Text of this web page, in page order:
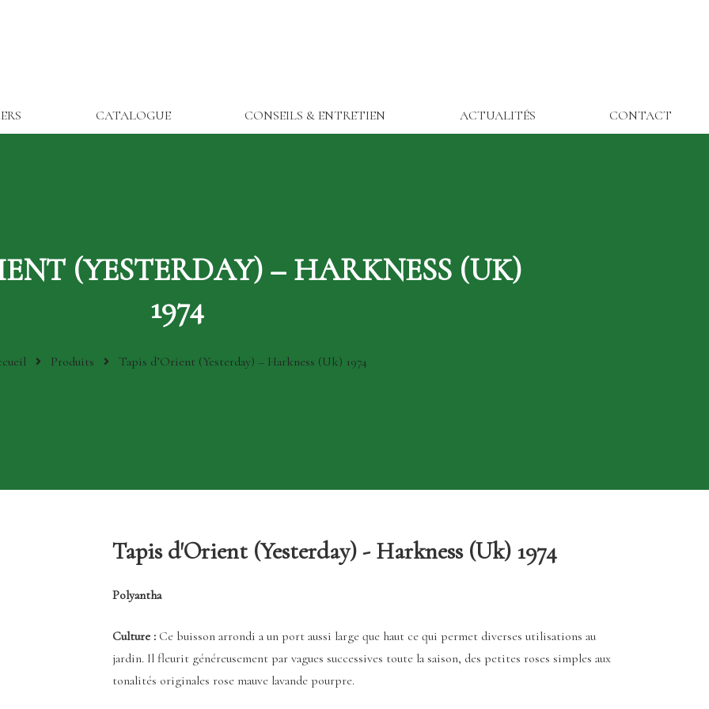
CATALOGUE CONSEILS & ENTRETIEN ACTUALITÉS CONTACT
(YESTERDAY) – HARKNESS (UK)
1974
Produits Tapis d’Orient (Yesterday) – Harkness (Uk) 1974
Tapis d'Orient (Yesterday) - Harkness (Uk) 1974
Polyantha
Culture :Ce buisson arrondi a un port aussi large que haut ce qui permet diverses utilisations au
jardin. Il fleurit généreusement par vagues successives toute la saison, des petites roses simples aux
tonalités originales rose mauve lavande pourpre.